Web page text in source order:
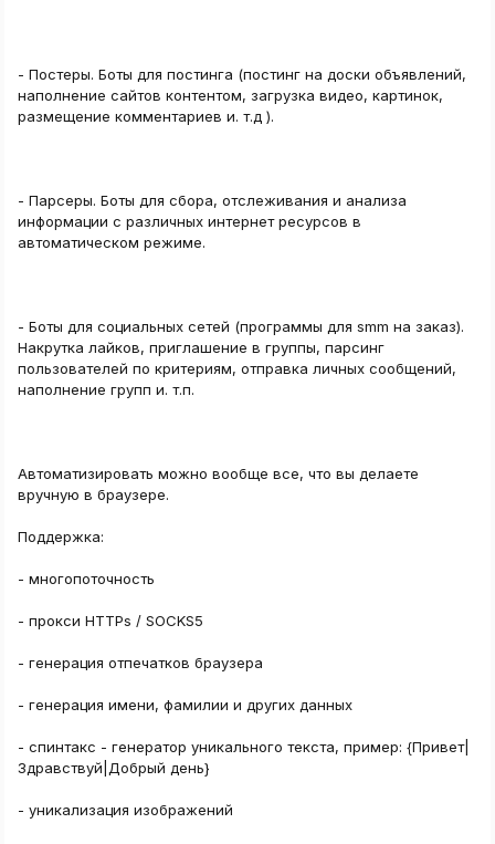
- Постеры. Боты для постинга (постинг на доски объявлений,
наполнение сайтов контентом, загрузка видео, картинок,
размещение комментариев и. т.д ).
- Парсеры. Боты для сбора, отслеживания и анализа
информации с различных интернет ресурсов в
автоматическом режиме.
- Боты для социальных сетей (программы для smm на заказ).
Накрутка лайков, приглашение в группы, парсинг
пользователей по критериям, отправка личных сообщений,
наполнение групп и. т.п.
Автоматизировать можно вообще все, что вы делаете
вручную в браузере.
Поддержка:
- многопоточность
- прокси HTTPs / SOCKS5
- генерация отпечатков браузера
- генерация имени, фамилии и других данных
- спинтакс - генератор уникального текста, пример: {Привет|
Здравствуй|Добрый день}
- уникализация изображений